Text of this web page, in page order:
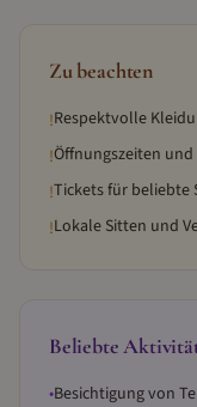
Zu beachten
!Respektvolle
!Öffnungszeiten
!Tickets für beliebte
!Lokale Sitten und
Beliebte
•Besichtigung von